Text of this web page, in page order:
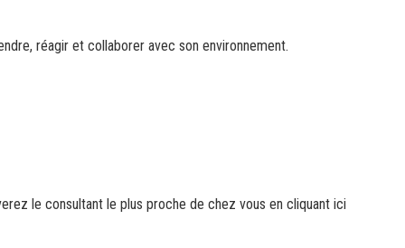
réagir et collaborer avec son environnement.
le consultant le plus proche de chez vous en cliquant ici